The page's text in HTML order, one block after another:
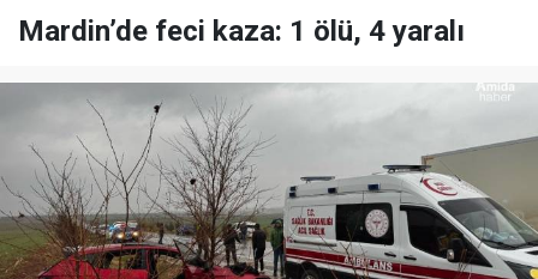
Mardin’de feci kaza: 1 ölü, 4 yaralı